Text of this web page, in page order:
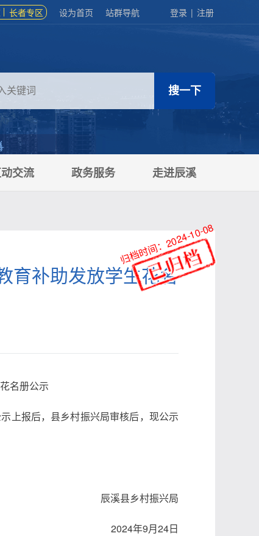
长者专区 设为首页 站群导航 登录 | 注册
交流 政务服务 走进辰溪
育补助发放学生花名
名册公示
上报后，县乡村振兴局审核后，现公示
辰溪县乡村振兴局
2024年9月24日
归档时间：2024-10-08